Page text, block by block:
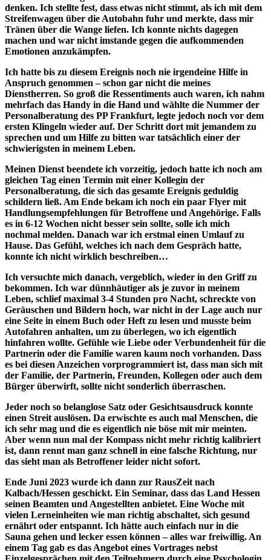
denken. Ich stellte fest, dass etwas nicht stimmt, als ich mit dem
Streifenwagen über die Autobahn fuhr und merkte, dass mir
Tränen über die Wange liefen. Ich konnte nichts dagegen
machen und war nicht imstande gegen die aufkommenden
Emotionen anzukämpfen.
Ich hatte bis zu diesem Ereignis noch nie irgendeine Hilfe in
Anspruch genommen – schon gar nicht die meines
Dienstherren. So groß die Ressentiments auch waren, ich nahm
mehrfach das Handy in die Hand und wählte die Nummer der
Personalberatung des PP Frankfurt, legte jedoch noch vor dem
ersten Klingeln wieder auf. Der Schritt dort mit jemandem zu
sprechen und um Hilfe zu bitten war tatsächlich einer der
schwierigsten in meinem Leben.
Meinen Dienst beendete ich vorzeitig, jedoch hatte ich noch am
gleichen Tag einen Termin mit einer Kollegin der
Personalberatung, die sich das gesamte Ereignis geduldig
schildern ließ. Am Ende bekam ich noch ein paar Flyer mit
Handlungsempfehlungen für Betroffene und Angehörige. Falls
es in 6-12 Wochen nicht besser sein sollte, solle ich mich
nochmal melden. Danach war ich erstmal einen Umlauf zu
Hause. Das Gefühl, welches ich nach dem Gespräch hatte,
konnte ich nicht wirklich beschreiben…
Ich versuchte mich danach, vergeblich, wieder in den Griff zu
bekommen. Ich war dünnhäutiger als je zuvor in meinem
Leben, schlief maximal 3-4 Stunden pro Nacht, schreckte von
Geräuschen und Bildern hoch, war nicht in der Lage auch nur
eine Seite in einem Buch oder Heft zu lesen und musste beim
Autofahren anhalten, um zu überlegen, wo ich eigentlich
hinfahren wollte. Gefühle wie Liebe oder Verbundenheit für die
Partnerin oder die Familie waren kaum noch vorhanden. Dass
es bei diesen Anzeichen vorprogrammiert ist, dass man sich mit
der Familie, der Partnerin, Freunden, Kollegen oder auch dem
Bürger überwirft, sollte nicht sonderlich überraschen.
Jeder noch so belanglose Satz oder Gesichtsausdruck konnte
einen Streit auslösen. Da erwischte es auch mal Menschen, die
ich sehr mag und die es eigentlich nie böse mit mir meinten.
Aber wenn nun mal der Kompass nicht mehr richtig kalibriert
ist, dann rennt man ganz schnell in eine falsche Richtung, nur
das sieht man als Betroffener leider nicht sofort.
Ende Juni 2023 wurde ich dann zur RausZeit nach
Kalbach/Hessen geschickt. Ein Seminar, dass das Land Hessen
seinen Beamten und Angestellten anbietet. Eine Woche mit
vielen Lerneinheiten wie man richtig abschaltet, sich gesund
ernährt oder entspannt. Ich hätte auch einfach nur in die
Sauna gehen und lecker essen können – alles war freiwillig. An
einem Tag gab es das Angebot eines Vortrages nebst